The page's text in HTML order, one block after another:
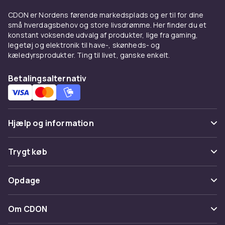
CDON er Nordens førende markedsplads og er til for dine
små hverdagsbehov og store livsdrømme. Her finder du et
konstant voksende udvalg af produkter, lige fra gaming,
legetøj og elektronik til have-, skønheds- og
kæledyrsprodukter. Ting til livet, ganske enkelt.
Betalingsalternativ
Hjælp og information
Ofte stillede spørgsmål
Spor pakke
Fortryd & returner her
Kontakt os
Trygt køb
Betaling
Levering
Opdage
Kategorier
Om CDON